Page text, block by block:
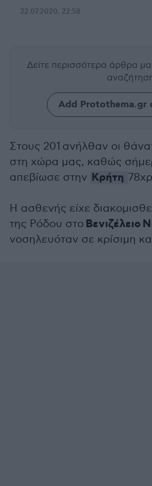
22.07.2020, 22:58
Δείτε περισσότερα άρθρα
Add Protothema.gr
Στους 201 ανήλθαν οι
στη χώρα μας, καθώς
απεβίωσε στην Κρήτη
Η ασθενής είχε
της Ρόδου στοΒενιζέλειο
νοσηλευόταν σε κρίσιμη